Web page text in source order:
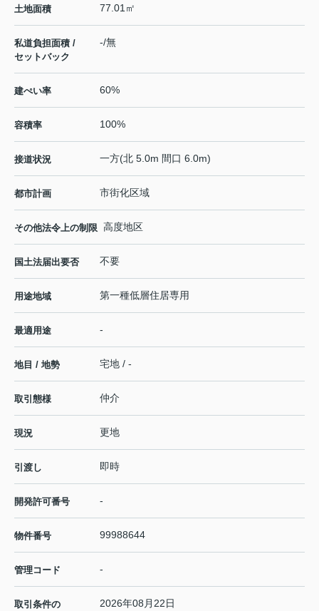
土地面積 77.01㎡
私道負担面積 /
セットバック
-/無
建ぺい率 60%
容積率 100%
接道状況 一方(北 5.0m 間口 6.0m)
都市計画 市街化区域
その他法令上の制限 高度地区
国土法届出要否 不要
用途地域 第一種低層住居専用
最適用途 -
地目 / 地勢 宅地 / -
取引態様 仲介
現況 更地
引渡し 即時
開発許可番号 -
物件番号 99988644
管理コード -
取引条件の 2026年08月22日